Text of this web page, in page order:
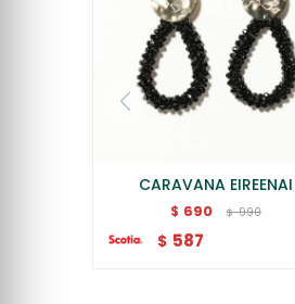
CARAVANA EIREENAI
$ 690 $ 990
$ 587